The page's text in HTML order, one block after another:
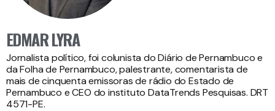
EDMAR LYRA
Jornalista político, foi colunista do Diário de Pernambuco e
da Folha de Pernambuco, palestrante, comentarista de
mais de cinquenta emissoras de rádio do Estado de
Pernambuco e CEO do instituto DataTrends Pesquisas. DRT
4571-PE.